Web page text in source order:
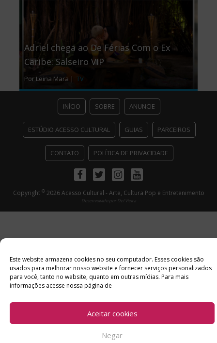
Este website armazena cookies no seu computador. Esses cookies são
usados ​​para melhorar nosso website e fornecer serviços personalizados
para você, tanto no website, quanto em outras mídias. Para mais
informações acesse nossa página de
Aceitar cookies
Negar
Adriel chega ao De Férias Com o Ex
Caribe: Salseiro VIP
Por Leina Mara | TV
INÍCIO SOBRE ANUNCIE
ESTÚDIO ACESSO CULTURAL GUIAS PARCEIROS
CONTATO POLÍTICA DE PRIVACIDADE
FacebookTwitterInstagramYoutube
Copyright ©2026 Acesso Cultural - Arte, Cultura Pop e Entretenimento
Desenvolvido por Del Vieira